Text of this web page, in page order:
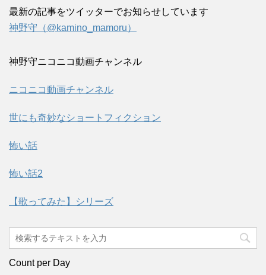
最新の記事をツイッターでお知らせしています
神野守（@kamino_mamoru）
神野守ニコニコ動画チャンネル
ニコニコ動画チャンネル
世にも奇妙なショートフィクション
怖い話
怖い話2
【歌ってみた】シリーズ
Count per Day